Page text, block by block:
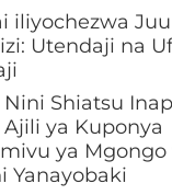
iliyochezwa
Utendaji na
Nini Shiatsu
Ajili ya Kuponya
ya Mgongo
Yanayobaki